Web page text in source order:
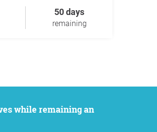
50 days
remaining